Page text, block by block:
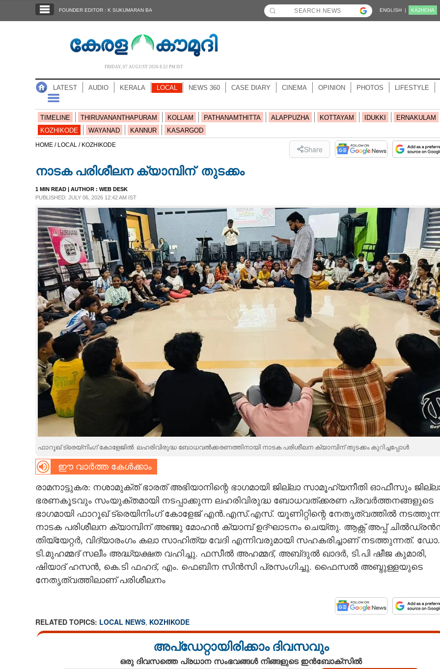
NOTIFIED NEWS
NEWS 360
CASE DIARY
LIFESTYLE
LITERATURE
CONTACT US
FOUNDER EDITOR : K SUKUMARAN BA ENGLISH | KĀZHCHA
FRIDAY, 07 AUGUST 2026 8.32 PM IST
LATEST AUDIO KERALA LOCAL NEWS 360 CASE DIARY CINEMA OPINION PHOTOS LIFESTYLE
TIMELINE THIRUVANANTHAPURAM KOLLAM PATHANAMTHITTA ALAPPUZHA KOTTAYAM IDUKKI
ERNAKULAM
KOZHIKODE
WAYANAD KANNUR KASARGOD
HOME / LOCAL / KOZHIKODE Share
നാടക പരിശീലന ക്യാമ്പിന് ​ തുടക്കം
1 MIN READ | AUTHOR : WEB DESK
PUBLISHED: JULY 06, 2026 12:42 AM IST
ഫാറൂഖ് ട്രെയ്‌നിംഗ് കോളേജിൽ ​ ലഹരിവിരുദ്ധ ബോധവൽക്കരണത്തിനായി നാടക പരിശീലന ക്യാമ്പിന് തുടക്കം​ കുറിച്ചപ്പോൾ
ഈ വാർത്ത കേൾക്കാം
രാമനാട്ടുകര: നശാമുക്ത് ഭാരത് അഭിയാനിന്റെ ഭാഗമായി ജില്ലാ സാമൂഹ്യനീതി ഓഫീസും
ഭരണകൂടവും സംയുക്തമായി നടപ്പാക്കുന്ന ലഹരിവിരുദ്ധ ബോധവത്ക്കരണ പ്രവർത്തനങ്ങളുടെ
ഭാഗമായി ഫാറൂഖ് ട്രെയിനിംഗ് കോളേജ് എൻ.എസ്.എസ്. യൂണിറ്റിന്റെ നേതൃത്വത്തിൽ
നാടക പരിശീലന ക്യാമ്പിന് അഞ്ജു മോഹൻ ക്യാമ്പ് ഉദ്ഘാടനം ചെയ്തു. ആക്റ്റ് അപ്പ്
തിയ്യേറ്റർ, വിദ്യാരംഗം കലാ സാഹിത്യ വേദി എന്നിവരുമായി സഹകരിച്ചാണ് നടത്തുന്നത്. ഡോ.
ടി.മുഹമ്മദ് സലീം അ​ദ്ധ്യക്ഷത വഹിച്ചു. ഫസീൽ അഹമ്മദ്, അബ്‌ദുൽ ഖാദർ, ടി.പി ഷീജ കുമാരി,
ഷിയാദ് ഹസൻ, കെ.ടി ഫഹദ്, എം. ഫെബിന സിൻസി പ്രസംഗിച്ചു. ഫൈസൽ അബ്ദുള്ളയുടെ
നേതൃത്വത്തിലാണ് പരിശീലനം
RELATED TOPICS: LOCAL NEWS, KOZHIKODE
അപ്ഡേറ്റായിരിക്കാം ദിവസവും
ഒരു ദിവസത്തെ പ്രധാന സംഭവങ്ങൾ നിങ്ങളുടെ ഇൻബോക്സിൽ